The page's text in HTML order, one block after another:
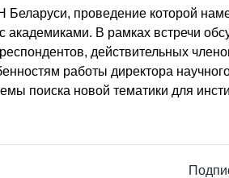
проведение которой
В рамках встречи
действительных
работы директора
поиска новой тематики для